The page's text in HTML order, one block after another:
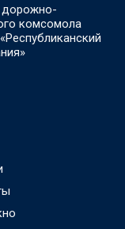
дорожно-
комсомола